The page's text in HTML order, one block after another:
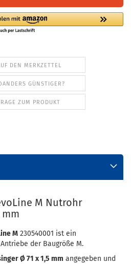
DEN MERKZETTEL
GÜNSTIGER?
ZUM PRODUKT
M Nutrohr
mm
M 230540001 ist ein
der Baugröße M.
Ø 71 x 1,5 mm angegeben und